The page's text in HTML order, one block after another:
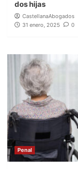
dos hijas
CastellanaAbogados
31 enero, 2025
0
Penal